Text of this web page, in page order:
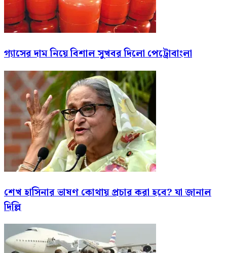
গ্যাসের দাম নিয়ে বিশাল সুখবর দিলো পেট্রোবাংলা
শেখ হাসিনার ভাষণ কোথায় প্রচার করা হবে? যা জানাল
দিল্লি